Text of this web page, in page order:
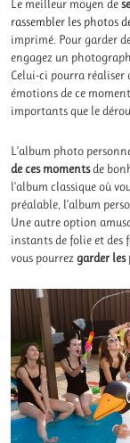
Le meilleur moyen de
rassembler les photos
imprimé. Pour garder
engagez un
Celui-ci pourra réaliser
émotions de ce
importants que le
L’album photo
de ces momentsde
l’album classique où
préalable, l’album
Une autre option
instants de folie et des
vous pourrezgarder